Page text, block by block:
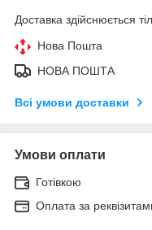
Доставка здійснюється
Нова Пошта
НОВА ПОШТА
Всі умови доставки
Умови оплати
Готівкою
Оплата за